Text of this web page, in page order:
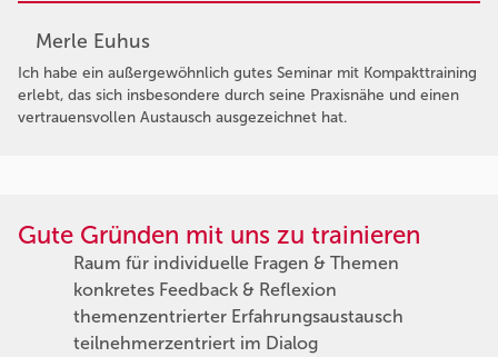
Merle Euhus
Ich habe ein außergewöhnlich gutes Seminar mit Kompakttraining
erlebt, das sich insbesondere durch seine Praxisnähe und einen
vertrauensvollen Austausch ausgezeichnet hat.
Gute Gründen mit uns zu trainieren
Raum für individuelle Fragen & Themen
konkretes Feedback & Reflexion
themenzentrierter Erfahrungsaustausch
teilnehmerzentriert im Dialog